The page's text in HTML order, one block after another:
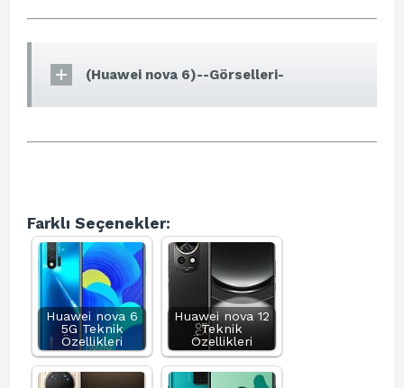
(Huawei nova 6)--Görselleri-
Farklı Seçenekler:
Huawei nova 6
5G Teknik
Özellikleri
Huawei nova 12
Teknik
Özellikleri